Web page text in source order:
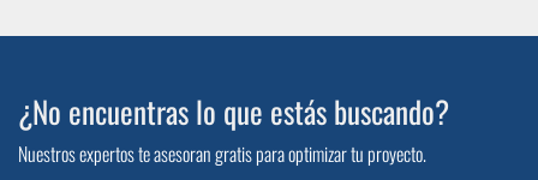
¿No encuentras lo que estás buscando?
Nuestros expertos te asesoran gratis para optimizar tu proyecto.